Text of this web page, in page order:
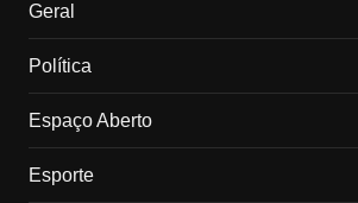
Geral
Política
Espaço Aberto
Esporte